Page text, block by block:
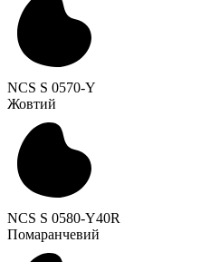
NCS S 0570-Y
Жовтий
NCS S 0580-Y40R
Помаранчевий